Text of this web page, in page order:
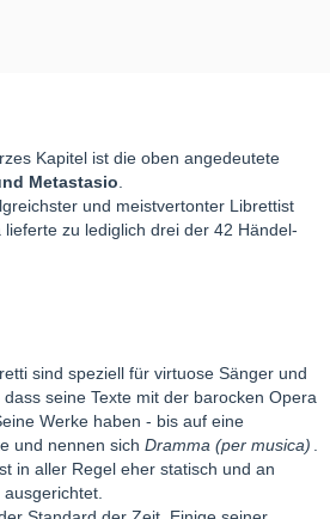
Kapitel ist die oben angedeutete
Metastasio
und meistvertonter Librettist
zu lediglich drei der 42 Händel-
sind speziell für virtuose Sänger und
seine Texte mit der barocken Opera
Werke haben - bis auf eine
und nennen sich Dramma (per musica)
in aller Regel eher statisch und an